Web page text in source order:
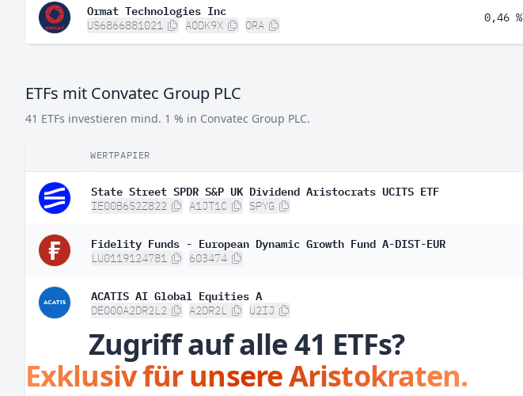
Ormat Technologies Inc
US6866881021 A0DK9X ORA
0,46 %
ETFs mit Convatec Group PLC
41 ETFs investieren mind. 1 % in Convatec Group PLC.
WERTPAPIER
State Street SPDR S&P UK Dividend Aristocrats UCITS ETF
IE00B6S2Z822 A1JT1C SPYG
Fidelity Funds - European Dynamic Growth Fund A-DIST-EUR
LU0119124781 603474
ACATIS AI Global Equities A
DE000A2DR2L2 A2DR2L U2IJ
Zugriff auf alle 41 ETFs?
Exklusiv für unsere Aristokraten.